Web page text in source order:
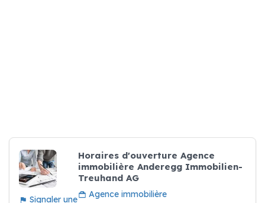
Signaler une
Horaires d'ouverture Agence
immobilière Anderegg Immobilien-
Treuhand AG
Agence immobilière